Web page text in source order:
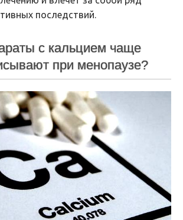
последствий.
с кальцием чаще
при менопаузе?